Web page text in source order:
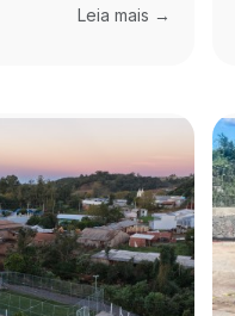
Leia mais →